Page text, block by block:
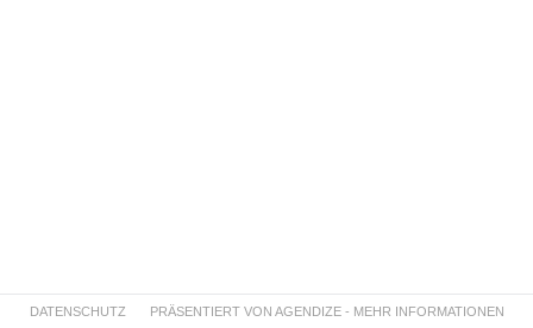
DATENSCHUTZ PRÄSENTIERT VON AGENDIZE - MEHR INFORMATIONEN